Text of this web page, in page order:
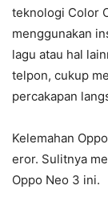
teknologi Color
menggunakan
lagu atau hal
telpon, cukup
percakapan
Kelemahan
eror. Sulitnya
Oppo Neo 3 ini.